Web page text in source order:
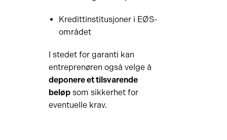
Kredittinstitusjoner i EØS-
området
I stedet for garanti kan
entreprenøren også velge å
deponere et tilsvarende
beløpsom sikkerhet for
eventuelle krav.